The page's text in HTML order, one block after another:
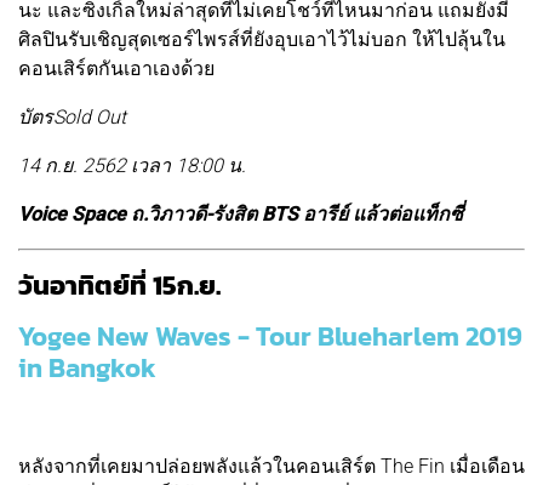
นะ และซิงเกิ้ลใหม่ล่าสุดที่ไม่เคยโชว์ที่ไหนมาก่อน แถมยังมี
ศิลปินรับเชิญสุดเซอร์ไพรส์ที่ยังอุบเอาไว้ไม่บอก ให้ไปลุ้นใน
คอนเสิร์ตกันเอาเองด้วย
บัตรSold Out
14 ก.ย. 2562 เวลา 18:00 น.
Voice Space ถ.วิภาวดี-รังสิต BTS อารีย์ แล้วต่อแท็กซี่
วันอาทิตย์ที่ 15ก.ย.
Yogee New Waves - Tour Blueharlem 2019
in Bangkok
หลังจากที่เคยมาปล่อยพลังแล้วในคอนเสิร์ต The Fin เมื่อเดือน